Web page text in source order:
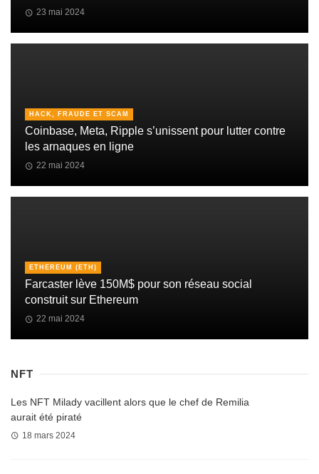
23 mai 2024
HACK, FRAUDE ET SCAM
Coinbase, Meta, Ripple s’unissent pour lutter contre
les arnaques en ligne
22 mai 2024
ETHEREUM (ETH)
Farcaster lève 150M$ pour son réseau social
construit sur Ethereum
22 mai 2024
NFT
Les NFT Milady vacillent alors que le chef de Remilia
aurait été piraté
18 mars 2024